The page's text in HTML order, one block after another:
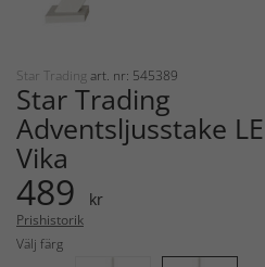
Star Trading art. nr: 545389
Star Trading
Adventsljusstake
Vika
489 kr
Prishistorik
Välj färg